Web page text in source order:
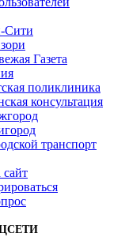
Сити
Газета
поликлиника
консультация
транспорт